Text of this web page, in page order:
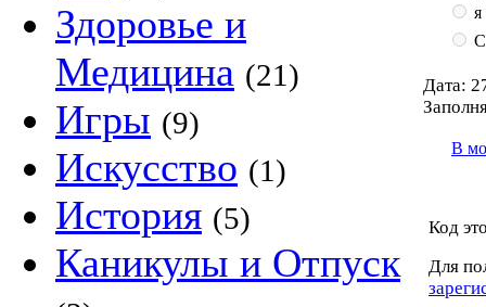
Здоровье и
Медицина (21)
Игры (9)
Искусство (1)
История (5)
Каникулы и Отпуск
я
Дата:
В
Код
Для